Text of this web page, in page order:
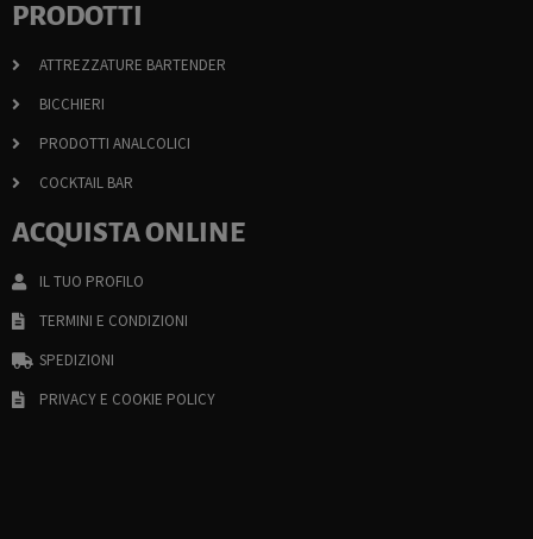
PRODOTTI
ATTREZZATURE BARTENDER
BICCHIERI
PRODOTTI ANALCOLICI
COCKTAIL BAR
ACQUISTA ONLINE
IL TUO PROFILO
TERMINI E CONDIZIONI
SPEDIZIONI
PRIVACY E COOKIE POLICY